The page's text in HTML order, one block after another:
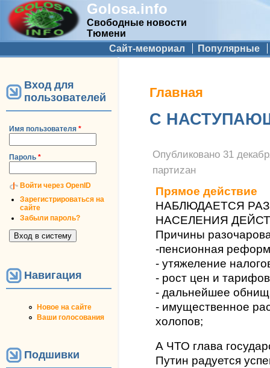
Golosa.info
Свободные новости
Тюмени
Дополнительное меню
Сайт-мемориал Популярные
Вход для
пользователей
Имя пользователя *
Пароль *
Войти через OpenID
Зарегистрироваться на
сайте
Забыли пароль?
Навигация
Новое на сайте
Ваши голосования
Подшивки
Вы здесь
Главная
С
Опубликовано 31
партиzан
Прямое действие
НАБЛЮДАЕТСЯ
НАСЕЛЕНИЯ
Причины
-пенсионная
- утяжеление
- рост цен и
- дальнейшее
- имущественное
холопов;
А ЧТО глава
Путин радуется